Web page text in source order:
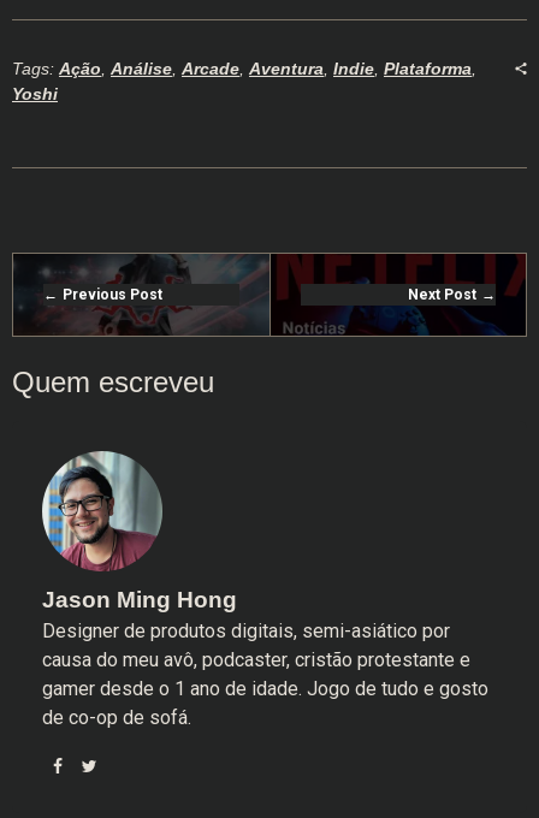
Tags: Ação Análise Arcade Aventura Indie Plataforma
Yoshi
Previous Post Next Post
Jason Ming Hong
Designer de produtos digitais, semi-asiático por
causa do meu avô, podcaster, cristão protestante e
gamer desde o 1 ano de idade. Jogo de tudo e gosto
de co-op de sofá.